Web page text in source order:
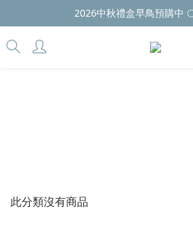
2026中秋禮盒早鳥預購中
此分類沒有商品